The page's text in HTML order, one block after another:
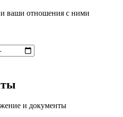
ваши отношения с ними
и документы